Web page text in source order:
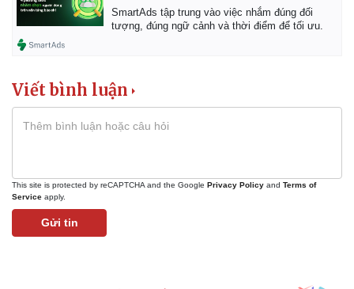
SmartAds tập trung vào việc nhắm đúng đối
tượng, đúng ngữ cảnh và thời điểm để tối ưu.
Viết bình luận
This site is protected by reCAPTCHA and the Google Privacy Policy and Terms of
Service apply.
Gửi tin